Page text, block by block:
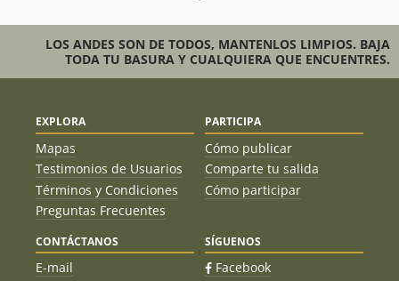
LOS ANDES SON DE TODOS, MANTENLOS LIMPIOS. BAJA
TODA TU BASURA Y CUALQUIERA QUE ENCUENTRES.
EXPLORA
Mapas
Testimonios de Usuarios
Términos y Condiciones
Preguntas Frecuentes
PARTICIPA
Cómo publicar
Comparte tu salida
Cómo participar
CONTÁCTANOS
E-mail
SÍGUENOS
Facebook